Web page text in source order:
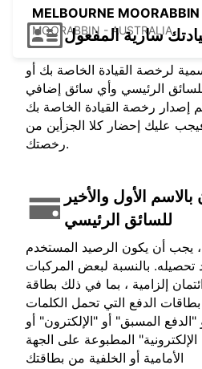
MELBOURNE MOORABBIN
MOORABBIN - AUSTRALIA
سارية المفعول
لرخصة القيادة الخاصة بك أو
الرئيسي وأي سائق إضافي
إصدار رخصة القيادة الخاصة بك
عليك إحضار كلا الجزأين من
رخصتك.
بالاسم الأول والأخير
للسائق الرئيسي
يجب أن يكون الرصيد المستخدم
تحصيله. بالنسبة لبعض المركبات
2 بطاقة ائتمان إلزامية ، بما في ذلك بطاقة
الدفع التي تحمل الكلمات
المسبق" أو "الإلكترون" أو
المطبوعة على الجهة
الأمامية أو الخلفية من بطاقتك